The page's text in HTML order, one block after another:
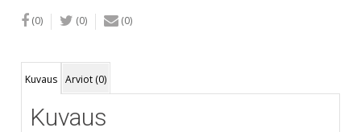
(0) (0) (0)
Kuvaus Arviot (0)
Kuvaus